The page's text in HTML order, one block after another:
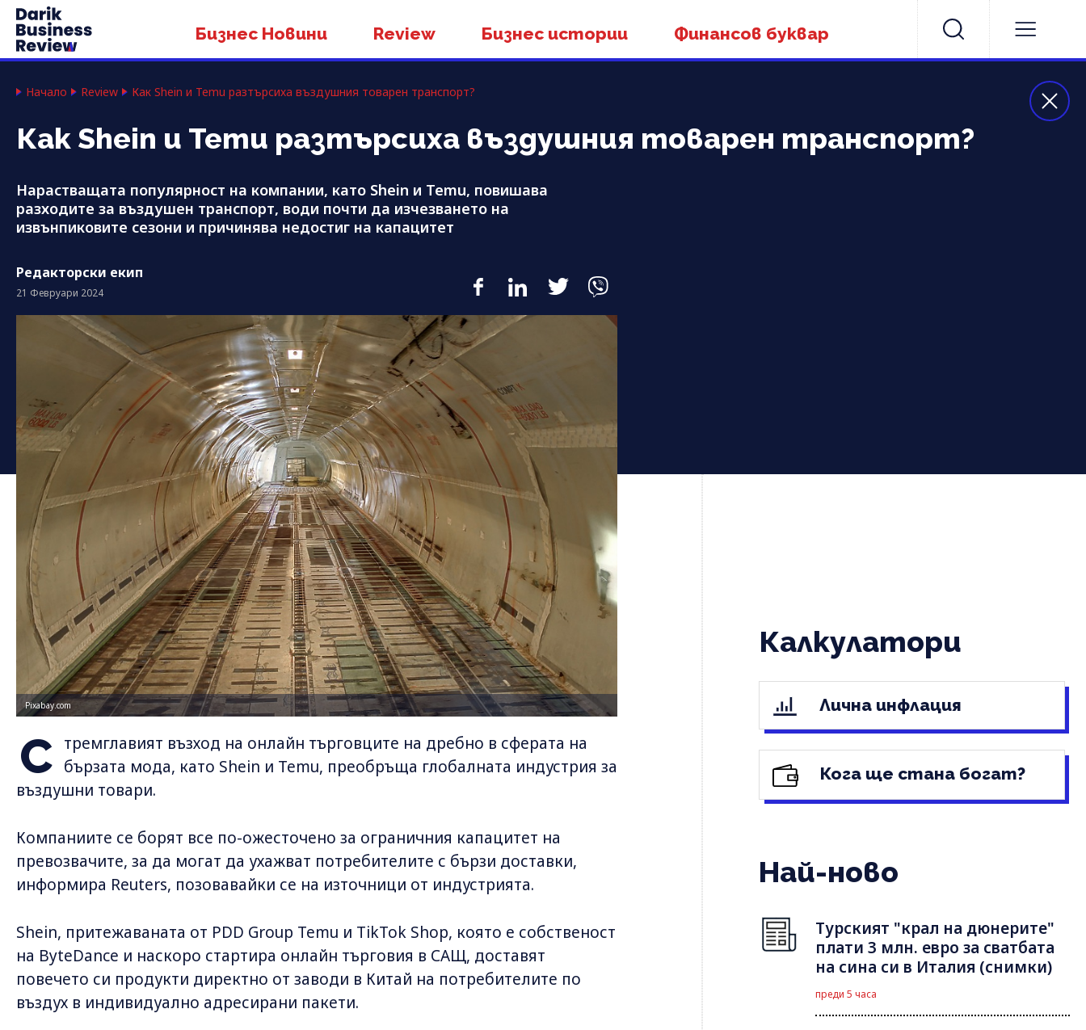
Бизнес Новини Review Бизнес истории Финансов буквар
Начало Review Как Shein и Temu разтърсиха въздушния товарен транспорт?
Как Shein и Temu разтърсиха въздушния товарен транспорт?
Нарастващата популярност на компании, като Shein и Temu, повишава
разходите за въздушен транспорт, води почти да изчезването на
извънпиковите сезони и причинява недостиг на капацитет
Редакторски екип
21 Февруари 2024
Pixabay.com
С тремглавият възход на онлайн търговците на дребно в сферата на
бързата мода, като Shein и Temu, преобръща глобалната индустрия за
въздушни товари.
Компаниите се борят все по-ожесточено за ограничния капацитет на
превозвачите, за да могат да ухажват потребителите с бързи доставки,
информира Reuters, позовавайки се на източници от индустрията.
Shein, притежаваната от PDD Group Temu и TikTok Shop, която е собственост
на ByteDance и наскоро стартира онлайн търговия в САЩ, доставят
повечето си продукти директно от заводи в Китай на потребителите по
въздух в индивидуално адресирани пакети.
Калкулатори
Лична инфлация
Кога ще стана богат?
Най-ново
Турският "крал на дюнерите"
плати 3 млн. евро за сватбата
на сина си в Италия (снимки)
преди 5 часа